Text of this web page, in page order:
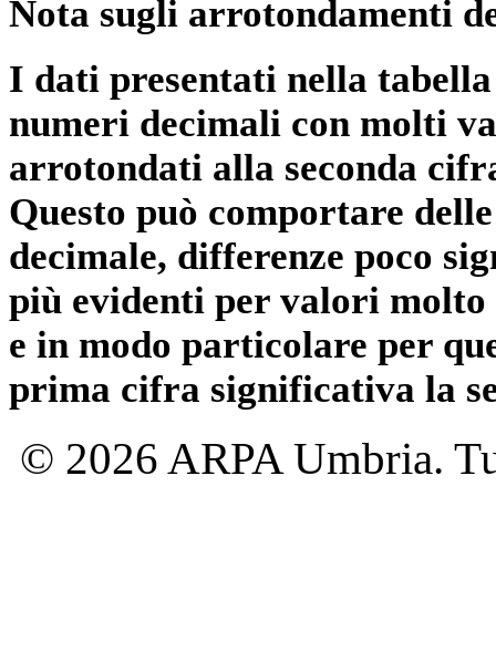
Nota sugli arrotondamenti
I dati presentati nella
numeri decimali con molti
arrotondati alla seconda
Questo può comportare
decimale, differenze poco
più evidenti per valori
e in modo particolare per
prima cifra significativa la
© 2026 ARPA Umbria.